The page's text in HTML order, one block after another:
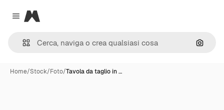
Close menu
Magnific
Cerca
Home/Stock/Foto/Tavola da taglio in …